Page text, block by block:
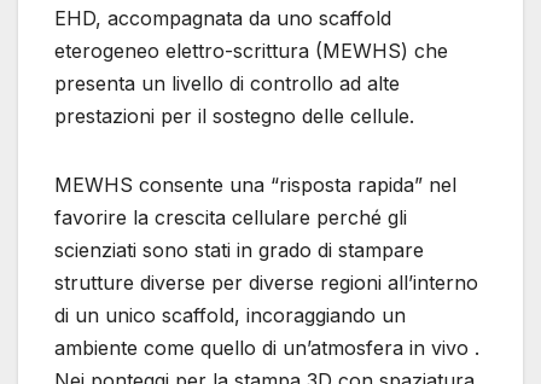
EHD, accompagnata da uno scaffold
eterogeneo elettro-scrittura (MEWHS) che
presenta un livello di controllo ad alte
prestazioni per il sostegno delle cellule.
MEWHS consente una “risposta rapida” nel
favorire la crescita cellulare perché gli
scienziati sono stati in grado di stampare
strutture diverse per diverse regioni all’interno
di un unico scaffold, incoraggiando un
ambiente come quello di un’atmosfera in vivo .